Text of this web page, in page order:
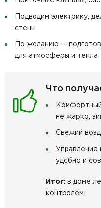
Подводим электрику,
стены
По желанию —
для атмосферы и тепла
Что
не жарко,
Свежий
Управление
удобно и
Итог: в доме
контролем.